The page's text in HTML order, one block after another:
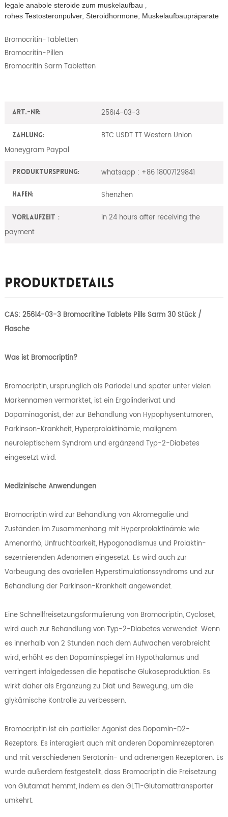
legale anabole steroide zum muskelaufbau ,
rohes Testosteronpulver, Steroidhormone, Muskelaufbaupräparate
Bromocritin-Tabletten
Bromocritin-Pillen
Bromocritin Sarm Tabletten
Art.-Nr: 25614-03-3
Zahlung:
BTC USDT TT Western Union
Moneygram Paypal
ProduktUrsprung: whatsapp : +86 18007129841
Hafen: Shenzhen
Vorlaufzeit：
in 24 hours after receiving the
payment
Produktdetails
CAS: 25614-03-3 Bromocritine Tablets Pills Sarm 30 Stück /
Flasche
Was ist Bromocriptin?
Bromocriptin, ursprünglich als Parlodel und später unter vielen
Markennamen vermarktet, ist ein Ergolinderivat und
Dopaminagonist, der zur Behandlung von Hypophysentumoren,
Parkinson-Krankheit, Hyperprolaktinämie, malignem
neuroleptischem Syndrom und ergänzend Typ-2-Diabetes
eingesetzt wird.
Medizinische Anwendungen
Bromocriptin wird zur Behandlung von Akromegalie und
Zuständen im Zusammenhang mit Hyperprolaktinämie wie
Amenorrhö, Unfruchtbarkeit, Hypogonadismus und Prolaktin-
sezernierenden Adenomen eingesetzt. Es wird auch zur
Vorbeugung des ovariellen Hyperstimulationssyndroms und zur
Behandlung der Parkinson-Krankheit angewendet.
Eine Schnellfreisetzungsformulierung von Bromocriptin, Cycloset,
wird auch zur Behandlung von Typ-2-Diabetes verwendet. Wenn
es innerhalb von 2 Stunden nach dem Aufwachen verabreicht
wird, erhöht es den Dopaminspiegel im Hypothalamus und
verringert infolgedessen die hepatische Glukoseproduktion. Es
wirkt daher als Ergänzung zu Diät und Bewegung, um die
glykämische Kontrolle zu verbessern.
Bromocriptin ist ein partieller Agonist des Dopamin-D2-
Rezeptors. Es interagiert auch mit anderen Dopaminrezeptoren
und mit verschiedenen Serotonin- und adrenergen Rezeptoren. Es
wurde außerdem festgestellt, dass Bromocriptin die Freisetzung
von Glutamat hemmt, indem es den GLT1-Glutamattransporter
umkehrt.